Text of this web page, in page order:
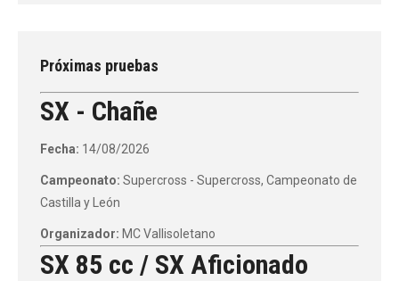
Próximas pruebas
SX - Chañe
Fecha: 14/08/2026
Campeonato: Supercross - Supercross, Campeonato de
Castilla y León
Organizador: MC Vallisoletano
SX 85 cc / SX Aficionado